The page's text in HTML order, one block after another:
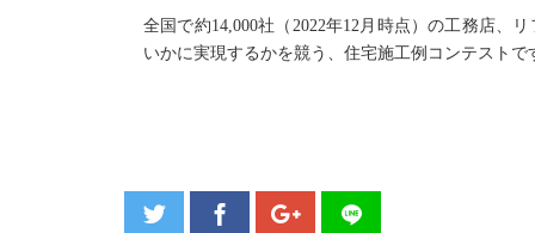
全国で約14,000社（2022年12月時点）の工務店、
いかに実現するかを競う、住宅施工例コンテストで